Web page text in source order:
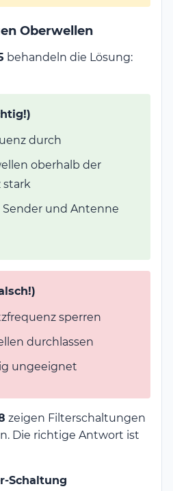
Oberwellen
behandeln die Lösung:
durch
oberhalb der
stark
und Antenne
sperren
durchlassen
ungeeignet
zeigen Filterschaltungen
Die richtige Antwort ist
Schaltung